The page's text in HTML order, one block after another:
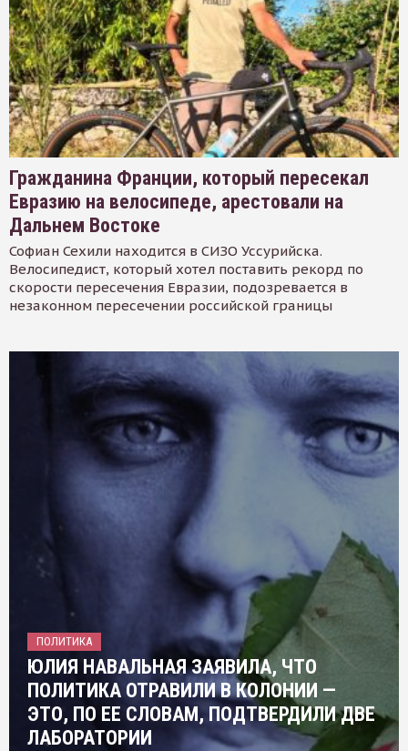
Гражданина Франции, который пересекал
Евразию на велосипеде, арестовали на
Дальнем Востоке
Софиан Сехили находится в СИЗО Уссурийска.
Велосипедист, который хотел поставить рекорд по
скорости пересечения Евразии, подозревается в
незаконном пересечении российской границы
ПОЛИТИКА
ЮЛИЯ НАВАЛЬНАЯ ЗАЯВИЛА, ЧТО
ПОЛИТИКА ОТРАВИЛИ В КОЛОНИИ —
ЭТО, ПО ЕЕ СЛОВАМ, ПОДТВЕРДИЛИ ДВЕ
ЛАБОРАТОРИИ